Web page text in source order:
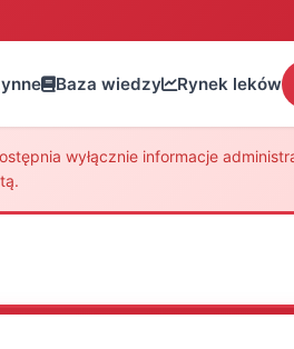
Baza wiedzy Rynek leków
wyłącznie informacje